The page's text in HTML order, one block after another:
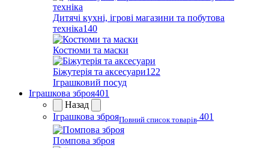
Дитячі кухні, ігрові магазини та побутова
техніка140
Костюми та маски
Біжутерія та аксесуари122
Іграшковий посуд
Іграшкова зброя401
Назад
Іграшкова зброяПовний список товарів 401
Помпова зброя